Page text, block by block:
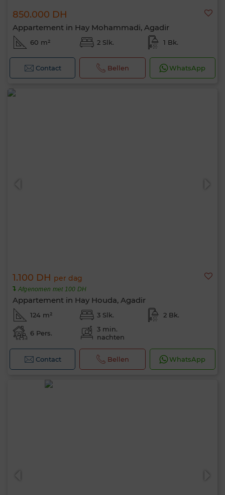
850.000 DH
Appartement in Hay Mohammadi, Agadir
60 m² 2 Slk. 1 Bk.
Contact Bellen WhatsApp
1.100 DH per dag
Afgenomen met 100 DH
Appartement in Hay Houda, Agadir
124 m² 3 Slk. 2 Bk.
6 Pers.
3 min.
nachten
Contact Bellen WhatsApp